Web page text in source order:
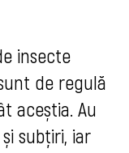
insecte
de regulă
aceștia. Au
subțiri, iar